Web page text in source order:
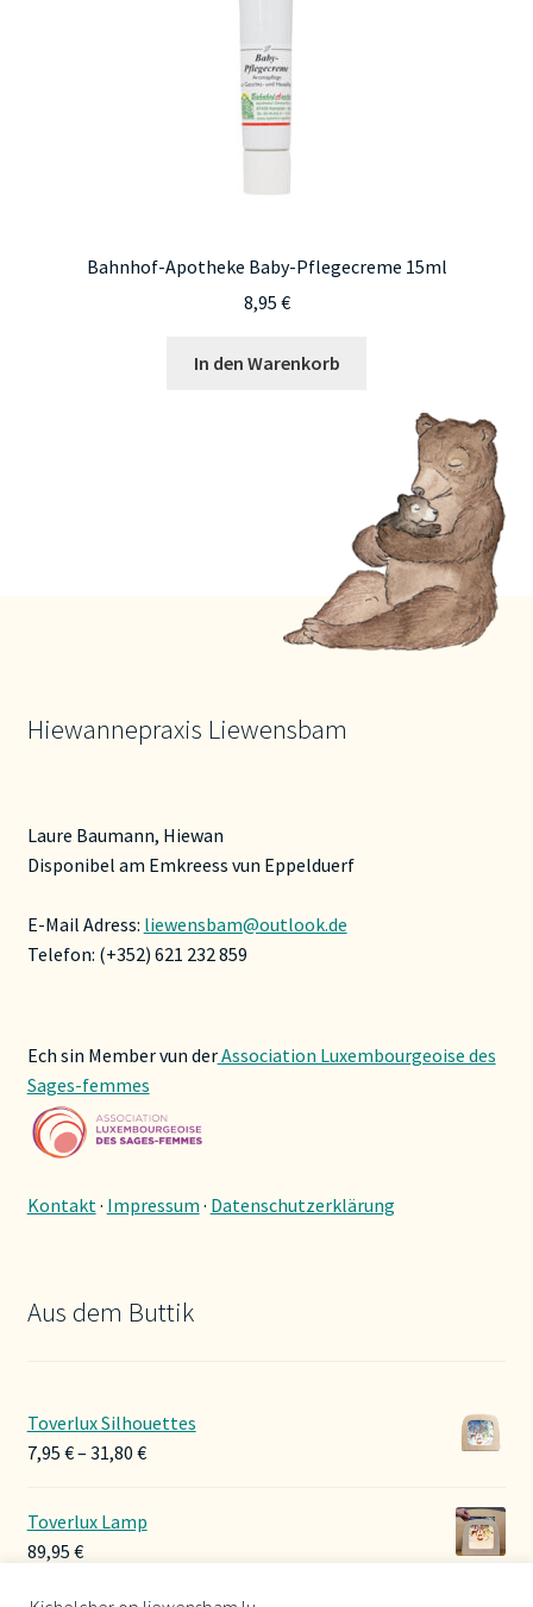
Bahnhof-Apotheke Baby-Pflegecreme 15ml
8,95 €
In den Warenkorb
Hiewannepraxis Liewensbam
Laure Baumann, Hiewan
Disponibel am Emkreess vun Eppelduerf
E-Mail Adress: liewensbam@outlook.de
Telefon: (+352) 621 232 859
Ech sin Member vun derAssociation Luxembourgeoise des
Sages-femmes
Kontakt· Impressum · Datenschutzerklärung
Aus dem Buttik
Toverlux Silhouettes
7,95 €– 31,80 €Preisspanne:
Toverlux Lamp
89,95 €